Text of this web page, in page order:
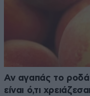
Αν αγαπάς το
είναι ό,τι χρειάζεσαι